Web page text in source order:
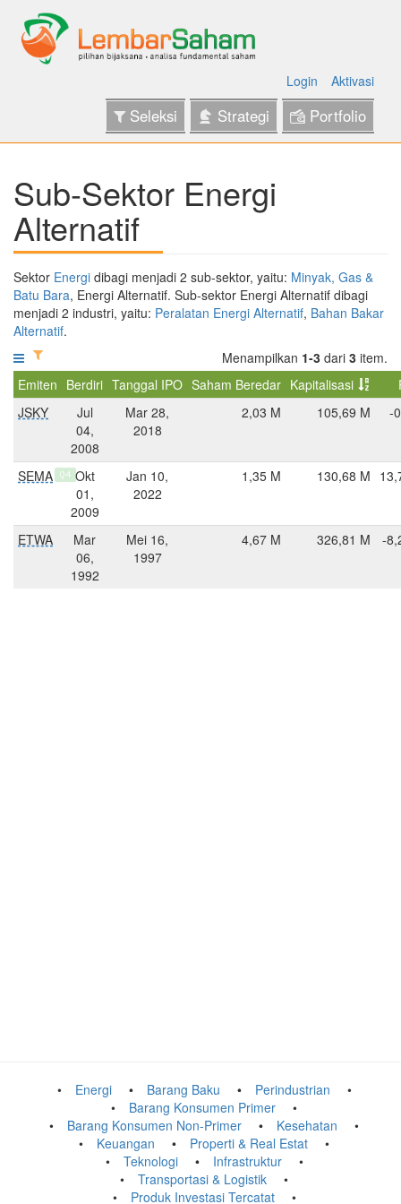
Login Aktivasi
Seleksi Strategi Portfolio
Sub-Sektor Energi
Alternatif
Sektor Energi dibagi menjadi 2 sub-sektor, yaitu: Minyak, Gas &
Batu Bara, Energi Alternatif. Sub-sektor Energi Alternatif dibagi
menjadi 2 industri, yaitu: Peralatan Energi Alternatif, Bahan Bakar
Alternatif.
Menampilkan 1-3 dari 3 item.
Emiten Berdiri Tanggal IPO Saham Beredar Kapitalisasi
JSKY
Jul
04,
2008
Mar 28,
2018
2,03 M 105,69 M -
SEMA Q4 Okt
01,
2009
Jan 10,
2022
1,35 M 130,68 M
ETWA
Mar
06,
1992
Mei 16,
1997
4,67 M 326,81 M -
Energi Barang Baku
Perindustrian
Barang Konsumen Primer
Barang Konsumen Non-Primer
Kesehatan
Keuangan
Properti & Real Estat
Teknologi
Infrastruktur
Transportasi & Logistik
Produk Investasi Tercatat